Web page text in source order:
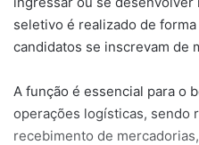
seletivo é realizado de
candidatos se inscrevam de
A função é essencial para o
operações logísticas, sendo
recebimento de